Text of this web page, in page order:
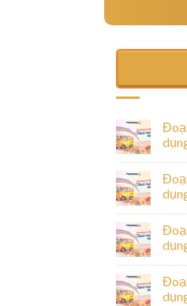
Welcome to
Edit or